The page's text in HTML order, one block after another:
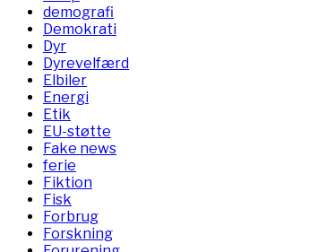
demografi
Demokrati
Dyr
Dyrevelfærd
Elbiler
Energi
Etik
EU-støtte
Fake news
ferie
Fiktion
Fisk
Forbrug
Forskning